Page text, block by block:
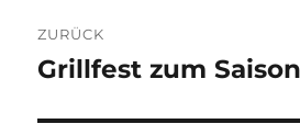
ZURÜCK
Vorheriger
Grillfest zum